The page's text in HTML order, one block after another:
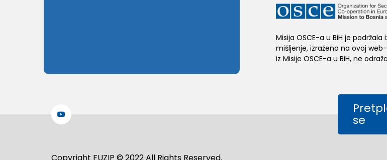
Misija OSCE-a u BiH je
mišljenje, izraženo na ovoj
iz Misije OSCE-a u BiH, ne
se